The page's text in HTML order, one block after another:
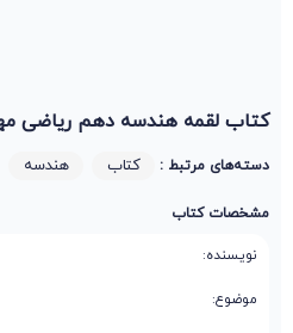
کتاب لقمه هندسه دهم ریاضی
دسته‌های مرتبط : کتاب هندسه
مشخصات کتاب
نویسنده:
موضوع: